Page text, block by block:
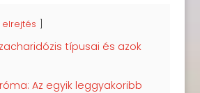
elrejtés
típusai és azok
Az egyik leggyakoribb